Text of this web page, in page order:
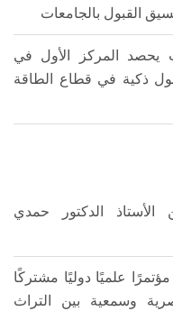
القبول بالجامعات
يحصد المركز الأول في
ذكية في قطاع الطاقة
الدكتور حمدي
مؤتمرًا علميًا دوليًا مشتركًا
وسمعية بين التراث